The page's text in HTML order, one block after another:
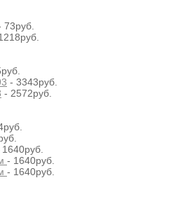
73руб.
- 3343руб.
- 2572руб.
- 1640руб.
- 1640руб.